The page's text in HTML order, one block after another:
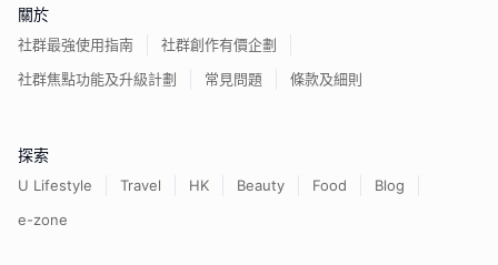
關於
社群最強使用指南
社群創作有價企劃
社群焦點功能及升級計劃
常見問題 條款及細則
探索
U Lifestyle Travel HK Beauty Food
Blog
e-zone